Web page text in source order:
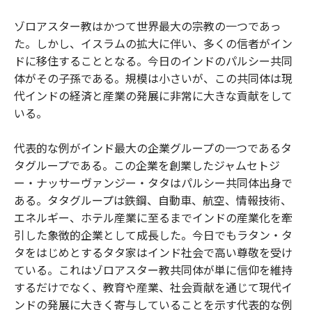
ゾロアスター教はかつて世界最大の宗教の一つであっ
た。しかし、イスラムの拡大に伴い、多くの信者がイン
ドに移住することとなる。今日のインドのパルシー共同
体がその子孫である。規模は小さいが、この共同体は現
代インドの経済と産業の発展に非常に大きな貢献をして
いる。
代表的な例がインド最大の企業グループの一つであるタ
タグループである。この企業を創業したジャムセトジ
ー・ナッサーヴァンジー・タタはパルシー共同体出身で
ある。タタグループは鉄鋼、自動車、航空、情報技術、
エネルギー、ホテル産業に至るまでインドの産業化を牽
引した象徴的企業として成長した。今日でもラタン・タ
タをはじめとするタタ家はインド社会で高い尊敬を受け
ている。これはゾロアスター教共同体が単に信仰を維持
するだけでなく、教育や産業、社会貢献を通じて現代イ
ンドの発展に大きく寄与していることを示す代表的な例